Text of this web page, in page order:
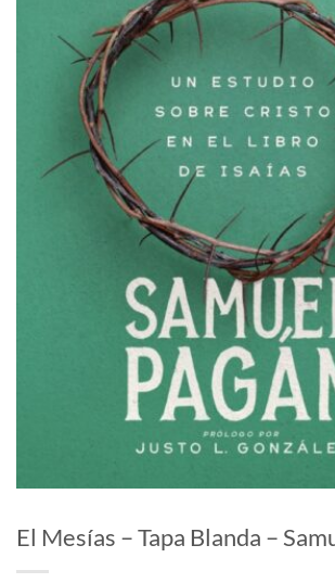
El Mesías – Tapa Blanda –